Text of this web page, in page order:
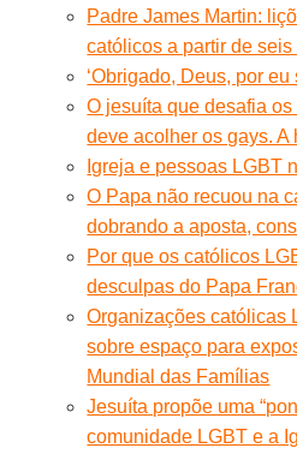
Padre James Martin:
católicos a partir de
‘Obrigado, Deus, por eu
O jesuíta que desafia os
deve acolher os gays. A
Igreja e pessoas LGBT
O Papa não recuou na
dobrando a aposta,
Por que os católicos
desculpas do Papa
Organizações católicas
sobre espaço para
Mundial das Famílias
Jesuíta propõe uma
comunidade LGBT e a